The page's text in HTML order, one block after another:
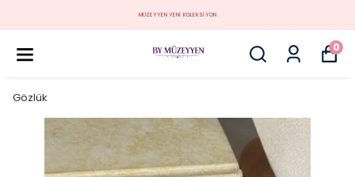
MÜZEYYEN YENİ KOLEKSİYON
0
Gözlük